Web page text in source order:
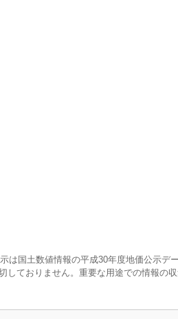
国土数値情報の平成30年度地価公示デ
しておりません。重要な用途での情報の